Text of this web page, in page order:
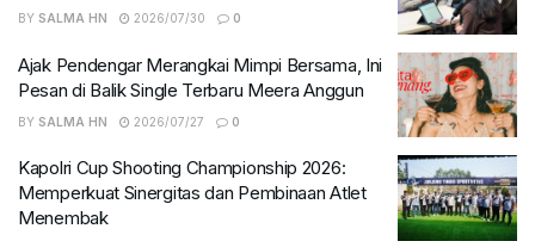
BY SALMA HN 2026/07/30 0
Ajak Pendengar Merangkai Mimpi Bersama, Ini
Pesan di Balik Single Terbaru Meera Anggun
BY SALMA HN 2026/07/27 0
Kapolri Cup Shooting Championship 2026:
Memperkuat Sinergitas dan Pembinaan Atlet
Menembak